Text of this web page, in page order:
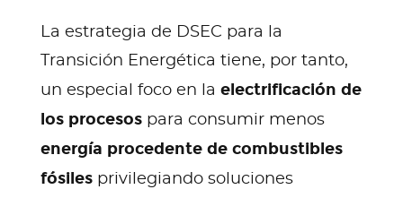
La estrategia de DSEC para la
Transición Energética tiene, por tanto,
un especial foco en la electrificación de
los procesos para consumir menos
energía procedente de combustibles
fósiles privilegiando soluciones